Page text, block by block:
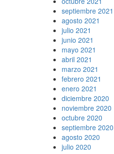
septiembre 2021
agosto 2021
julio 2021
junio 2021
mayo 2021
abril 2021
marzo 2021
febrero 2021
enero 2021
diciembre 2020
noviembre 2020
octubre 2020
septiembre 2020
agosto 2020
julio 2020